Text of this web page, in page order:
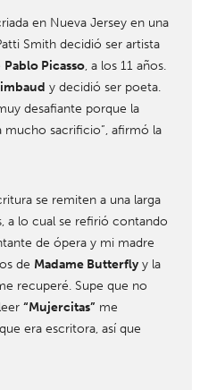
en Nueva Jersey en una
Smith decidió ser artista
Pablo Picasso, a los 11 años.
y decidió ser poeta.
desafiante porque la
mucho sacrificio”, afirmó la
se remiten a una larga
a lo cual se refirió contando
de ópera y mi madre
de Madame Butterflyy la
recuperé. Supe que no
“Mujercitas” me
era escritora, así que